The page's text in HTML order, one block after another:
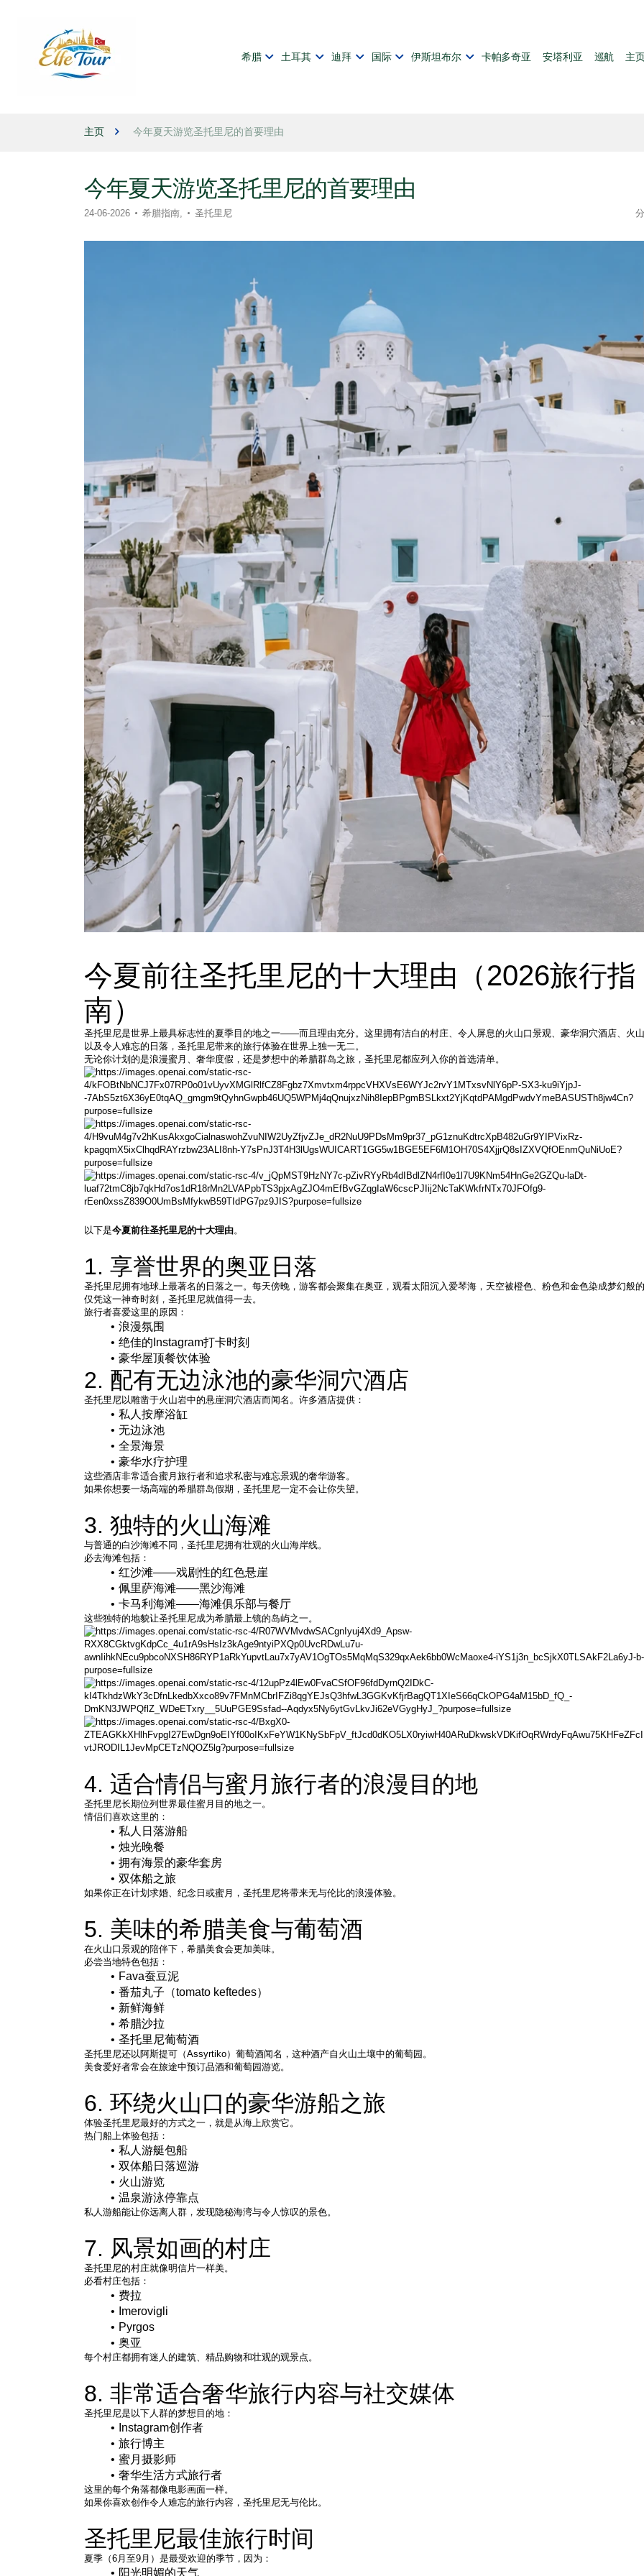
希腊 土耳其 迪拜 国际 伊斯坦布尔 卡帕多奇亚 安塔利亚 巡航 主
主页 今年夏天游览圣托里尼的首要理由
今年夏天游览圣托里尼的首要理由
24-06-2026 希腊指南, 圣托里尼
今夏前往圣托里尼的十大理由（2026旅行指
南）
圣托里尼是世界上最具标志性的夏季目的地之一——而且理由充分。这里拥有洁白的村庄、令人屏息的火山口景观、豪华洞穴酒店、火山
以及令人难忘的日落，圣托里尼带来的旅行体验在世界上独一无二。
无论你计划的是浪漫蜜月、奢华度假，还是梦想中的希腊群岛之旅，圣托里尼都应列入你的首选清单。
以下是今夏前往圣托里尼的十大理由。
1. 享誉世界的奥亚日落
圣托里尼拥有地球上最著名的日落之一。每天傍晚，游客都会聚集在奥亚，观看太阳沉入爱琴海，天空被橙色、粉色和金色染成梦幻般的
仅凭这一神奇时刻，圣托里尼就值得一去。
旅行者喜爱这里的原因：
浪漫氛围
绝佳的Instagram打卡时刻
豪华屋顶餐饮体验
2. 配有无边泳池的豪华洞穴酒店
圣托里尼以雕凿于火山岩中的悬崖洞穴酒店而闻名。许多酒店提供：
私人按摩浴缸
无边泳池
全景海景
豪华水疗护理
这些酒店非常适合蜜月旅行者和追求私密与难忘景观的奢华游客。
如果你想要一场高端的希腊群岛假期，圣托里尼一定不会让你失望。
3. 独特的火山海滩
与普通的白沙海滩不同，圣托里尼拥有壮观的火山海岸线。
必去海滩包括：
红沙滩——戏剧性的红色悬崖
佩里萨海滩——黑沙海滩
卡马利海滩——海滩俱乐部与餐厅
这些独特的地貌让圣托里尼成为希腊最上镜的岛屿之一。
4. 适合情侣与蜜月旅行者的浪漫目的地
圣托里尼长期位列世界最佳蜜月目的地之一。
情侣们喜欢这里的：
私人日落游船
烛光晚餐
拥有海景的豪华套房
双体船之旅
如果你正在计划求婚、纪念日或蜜月，圣托里尼将带来无与伦比的浪漫体验。
5. 美味的希腊美食与葡萄酒
在火山口景观的陪伴下，希腊美食会更加美味。
必尝当地特色包括：
Fava蚕豆泥
番茄丸子（tomato keftedes）
新鲜海鲜
希腊沙拉
圣托里尼葡萄酒
圣托里尼还以阿斯提可（Assyrtiko）葡萄酒闻名，这种酒产自火山土壤中的葡萄园。
美食爱好者常会在旅途中预订品酒和葡萄园游览。
6. 环绕火山口的豪华游船之旅
体验圣托里尼最好的方式之一，就是从海上欣赏它。
热门船上体验包括：
私人游艇包船
双体船日落巡游
火山游览
温泉游泳停靠点
私人游船能让你远离人群，发现隐秘海湾与令人惊叹的景色。
7. 风景如画的村庄
圣托里尼的村庄就像明信片一样美。
必看村庄包括：
费拉
Imerovigli
Pyrgos
奥亚
每个村庄都拥有迷人的建筑、精品购物和壮观的观景点。
8. 非常适合奢华旅行内容与社交媒体
圣托里尼是以下人群的梦想目的地：
Instagram创作者
旅行博主
蜜月摄影师
奢华生活方式旅行者
这里的每个角落都像电影画面一样。
如果你喜欢创作令人难忘的旅行内容，圣托里尼无与伦比。
圣托里尼最佳旅行时间
夏季（6月至9月）是最受欢迎的季节，因为：
阳光明媚的天气